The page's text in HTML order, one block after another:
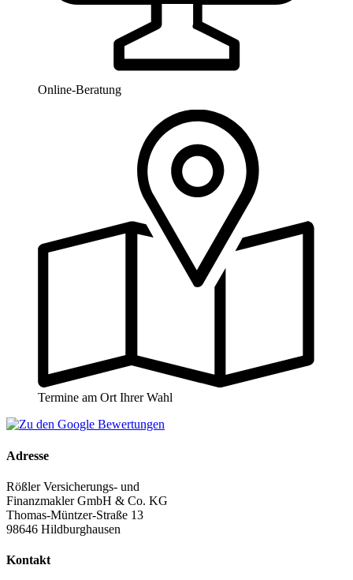
Online-Beratung
Termine am Ort Ihrer Wahl
Adresse
Rößler Versicherungs- und
Finanzmakler GmbH & Co. KG
Thomas-Müntzer-Straße 13
98646 Hildburghausen
Kontakt